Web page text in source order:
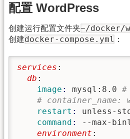
配置 WordPress
创建运行配置文件夹~/docker/
创建docker-compose.yml ：
services :
  db
:
    image
: mysql:8.0 #
# container_name:
    restart
: unless-
    command
:
--max-
    environment
: